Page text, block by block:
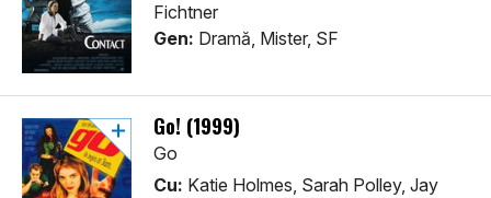
Fichtner
Gen: Dramă, Mister, SF
Go! (1999)
Go
Cu: Katie Holmes, Sarah Polley, Jay